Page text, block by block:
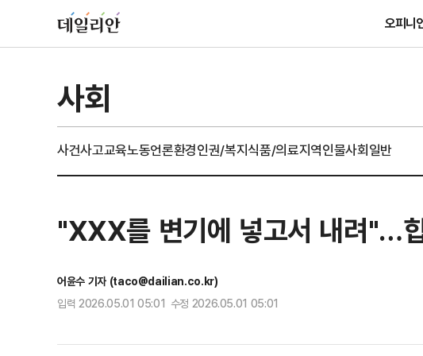
오피니
사회
사건사고교육노동언론환경인권/복지식품/의료지역인물사회일반
"XXX를 변기에 넣고서 내려"…
어윤수 기자 (taco@dailian.co.kr)
입력 2026.05.01 05:01 수정 2026.05.01 05:01